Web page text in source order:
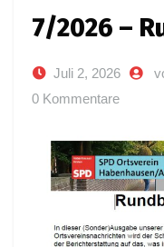
7/2026 –
Juli 2, 2026
0 Kommentare